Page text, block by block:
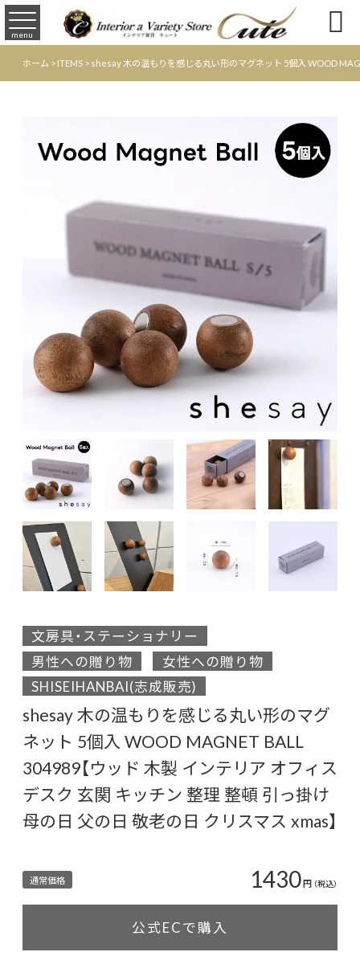
menu 
ホーム >ITEMS >shesay 木の温もりを感じる丸い形のマグネット 5個入 WOOD
文房具・ステーショナリー
男性への贈り物
女性への贈り物
SHISEIHANBAI(志成販売)
shesay 木の温もりを感じる丸い形のマグ
ネット 5個入 WOOD MAGNET BALL
304989【ウッド 木製 インテリア オフィス
デスク 玄関 キッチン 整理 整頓 引っ掛け
母の日 父の日 敬老の日 クリスマス xmas】
通常価格 1430円 （税込）
公式ECで購入